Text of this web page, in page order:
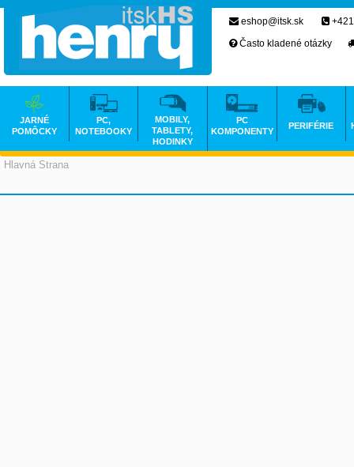
Hlavná Strana
eshop@itsk.sk
Často kladené otázky
JARNÉ
POMÔCKY
PC,
NOTEBOOKY
MOBILY,
TABLETY,
HODINKY
PC
KOMPONENTY
PERIFÉRIE